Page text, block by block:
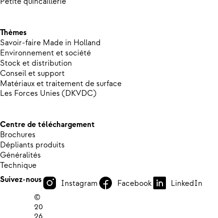
Thèmes
Savoir-faire Made in Holland
Environnement et société
Stock et distribution
Conseil et support
Matériaux et traitement de surface
Les Forces Unies (DKVDC)
Centre de téléchargement
Brochures
Dépliants produits
Généralités
Technique
Suivez-nous
Instagram Facebook
LinkedIn
©
20